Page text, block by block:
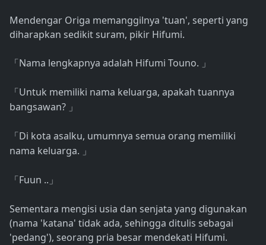
Mendengar Origa memanggilnya 'tuan', seperti yang
diharapkan sedikit suram, pikir Hifumi.
「 Nama lengkapnya adalah Hifumi Touno. 」
「 Untuk memiliki nama keluarga, apakah tuannya
bangsawan? 」
「 Di kota asalku, umumnya semua orang memiliki
nama keluarga.
」
「 Fuun .. 」
Sementara mengisi usia dan senjata yang digunakan
(nama 'katana' tidak ada, sehingga ditulis sebagai
'pedang'), seorang pria besar mendekati Hifumi.